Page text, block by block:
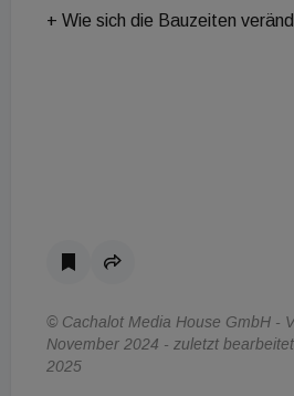
+ Wie sich die Bauzeiten
© Cachalot Media House GmbH -
November 2024 - zuletzt
2025